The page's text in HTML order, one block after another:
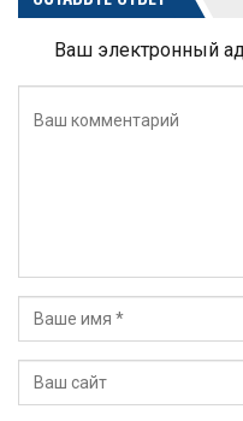
Ваш электронный